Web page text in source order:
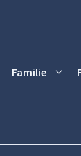
Familie